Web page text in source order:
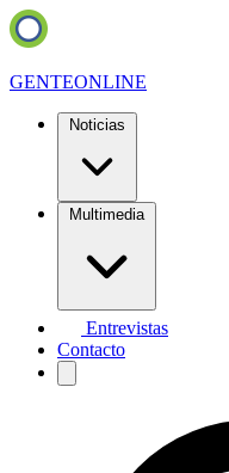
GENTEONLINE
Noticias
Multimedia
Entrevistas
Contacto